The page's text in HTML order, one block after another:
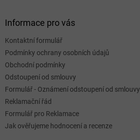
Informace pro vás
Kontaktní formulář
Podmínky ochrany osobních údajů
Obchodní podmínky
Odstoupení od smlouvy
Formulář - Oznámení odstoupení od smlouvy
Reklamační řád
Formulář pro Reklamace
Jak ověřujeme hodnocení a recenze